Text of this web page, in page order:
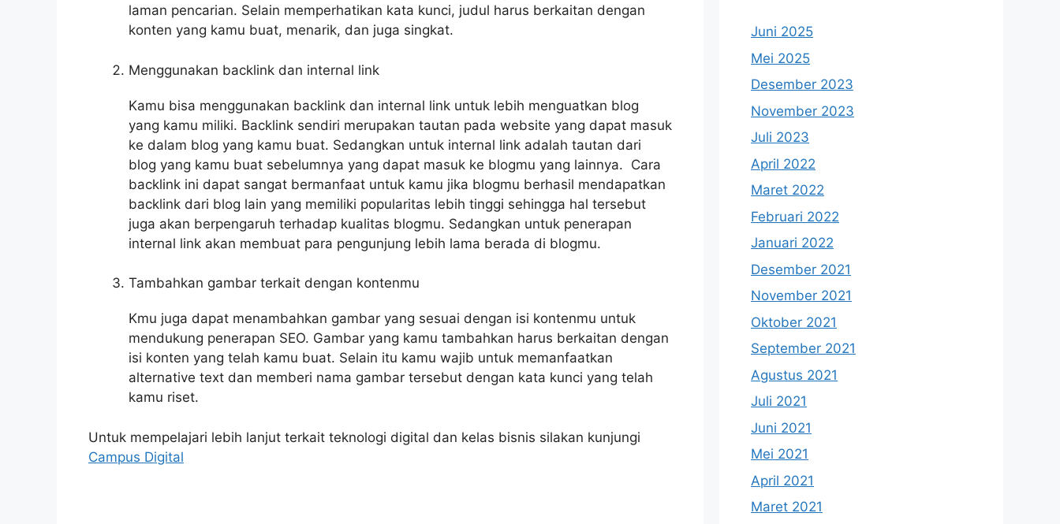
laman pencarian. Selain memperhatikan kata kunci, judul harus berkaitan dengan
konten yang kamu buat, menarik, dan juga singkat.
Menggunakan backlink dan internal link
Kamu bisa menggunakan backlink dan internal link untuk lebih menguatkan blog
yang kamu miliki. Backlink sendiri merupakan tautan pada website yang dapat masuk
ke dalam blog yang kamu buat. Sedangkan untuk internal link adalah tautan dari
blog yang kamu buat sebelumnya yang dapat masuk ke blogmu yang lainnya. Cara
backlink ini dapat sangat bermanfaat untuk kamu jika blogmu berhasil mendapatkan
backlink dari blog lain yang memiliki popularitas lebih tinggi sehingga hal tersebut
juga akan berpengaruh terhadap kualitas blogmu. Sedangkan untuk penerapan
internal link akan membuat para pengunjung lebih lama berada di blogmu.
Tambahkan gambar terkait dengan kontenmu
Kmu juga dapat menambahkan gambar yang sesuai dengan isi kontenmu untuk
mendukung penerapan SEO. Gambar yang kamu tambahkan harus berkaitan dengan
isi konten yang telah kamu buat. Selain itu kamu wajib untuk memanfaatkan
alternative text dan memberi nama gambar tersebut dengan kata kunci yang telah
kamu riset.
Untuk mempelajari lebih lanjut terkait teknologi digital dan kelas bisnis silakan kunjungi
Campus Digital
Juni 2025
Mei 2025
Desember 2023
November 2023
Juli 2023
April 2022
Maret 2022
Februari 2022
Januari 2022
Desember 2021
November 2021
Oktober 2021
September 2021
Agustus 2021
Juli 2021
Juni 2021
Mei 2021
April 2021
Maret 2021